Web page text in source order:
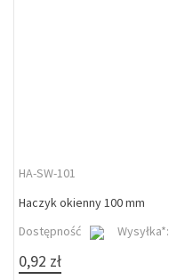
HA-SW-101
Haczyk okienny 100 mm
Dostępność
Wysyłka*:
0,92 zł